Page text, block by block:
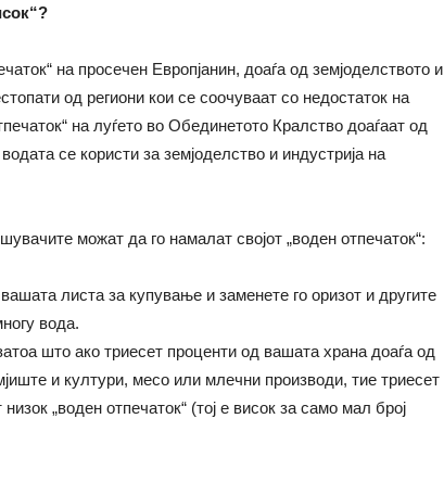
на просечен Европјанин, доаѓа од земјоделството и
од региони кои се соочуваат со недостаток на
на луѓето во Обединетото Кралство доаѓаат од
се користи за земјоделство и индустрија на
можат да го намалат својот „воден отпечаток“:
листа за купување и заменете го оризот и другите
вода.
што ако триесет проценти од вашата храна доаѓа од
и култури, месо или млечни производи, тие триесет
„воден отпечаток“ (тој е висок за само мал број